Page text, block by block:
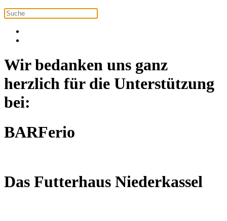
Wir bedanken uns ganz
herzlich für die Unterstützung
bei:
BARFerio
Das Futterhaus Niederkassel